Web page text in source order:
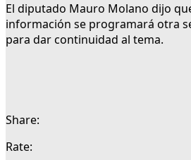
El diputado Mauro Molano dijo
información se programará otra
para dar continuidad al tema.
Share:
Rate: